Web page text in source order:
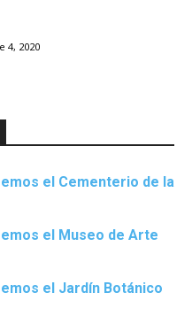
4, 2020
el Cementerio de la
el Museo de Arte
el Jardín Botánico